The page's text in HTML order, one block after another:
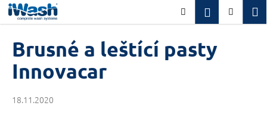
Přejít
obsah
Hledat Přihlášení
Nákupní
Brusné a leštící pasty
Innovacar
18.11.2020
K
o
C
o
p